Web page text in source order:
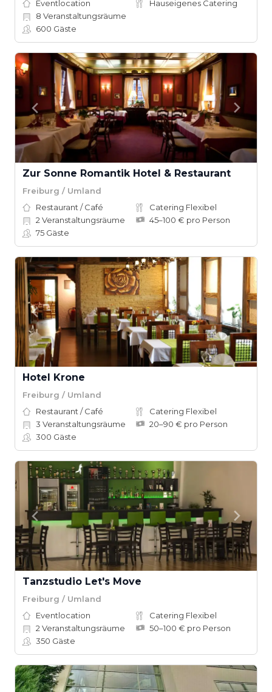
Eventlocation
Hauseigenes Catering
8 Veranstaltungsräume
600 Gäste
Zur Sonne Romantik Hotel & Restaurant
Freiburg / Umland
Restaurant / Café
Catering Flexibel
2 Veranstaltungsräume
45–100 € pro Person
75 Gäste
Hotel Krone
Freiburg / Umland
Restaurant / Café
Catering Flexibel
3 Veranstaltungsräume
20–90 € pro Person
300 Gäste
Tanzstudio Let's Move
Freiburg / Umland
Eventlocation
Catering Flexibel
2 Veranstaltungsräume
50–100 € pro Person
350 Gäste